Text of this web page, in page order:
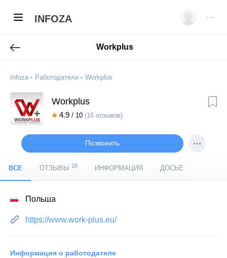
INFOZA
Workplus
Infoza Работодатели Workplus
Workplus
4.9 / 10 (16 отзывов)
Позвонить
ВСЕ ОТЗЫВЫ 16 ИНФОРМАЦИЯ ДОСЬЕ
Польша
https://www.work-plus.eu/
Информация о работодателе